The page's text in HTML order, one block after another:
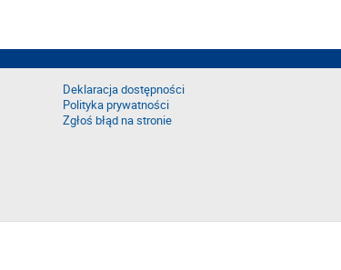
Deklaracja dostępności
Polityka prywatności
Zgłoś błąd na stronie